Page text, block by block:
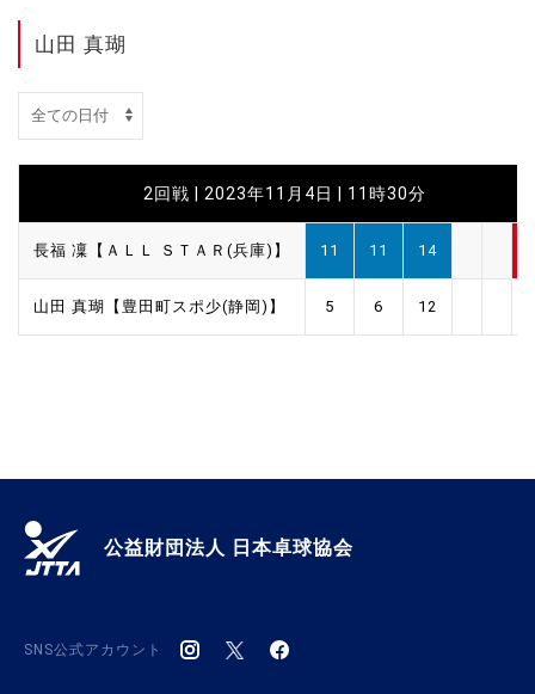
山田 真瑚
2回戦 | 2023年11月4日 | 11時30分
長福 凜【ＡＬＬ ＳＴＡＲ(兵庫)】 11 11 14
山田 真瑚【豊田町スポ少(静岡)】 5 6 12
公益財団法人 日本卓球協会
SNS公式アカウント